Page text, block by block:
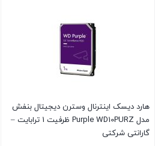
هارد دیسک اینترنال وسترن دیجیتال بنفش
مدل Purple WD10PURZ ظرفیت 1 ترابایت –
گارانتی شرکتی